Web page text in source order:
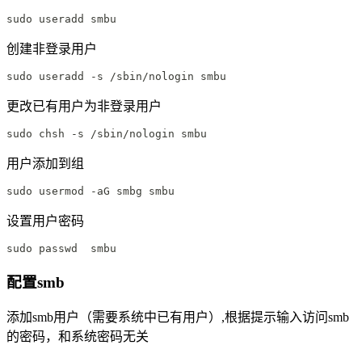
sudo useradd smbu
创建非登录用户
sudo useradd -s /sbin/nologin smbu
更改已有用户为非登录用户
sudo chsh -s /sbin/nologin smbu
用户添加到组
sudo usermod -aG smbg smbu
设置用户密码
sudo passwd  smbu
配置smb
添加smb用户（需要系统中已有用户）,根据提示输入访问smb
的密码，和系统密码无关